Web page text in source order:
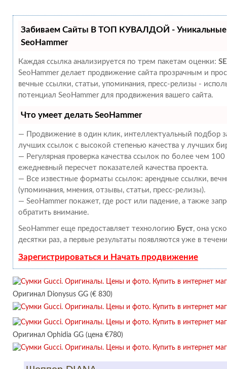
Забиваем Сайты В ТОП КУВАЛДОЙ - Уникальные
SeoHammer
Каждая ссылка анализируется по трем пакетам оценки:
SeoHammer делает продвижение сайта прозрачным и
вечные ссылки, статьи, упоминания, пресс-релизы -
потенциал SeoHammer для продвижения вашего сайта.
Что умеет делать SeoHammer
— Продвижение в один клик, интеллектуальный подбор
лучших ссылок с высокой степенью качества у лучших
— Регулярная проверка качества ссылок по более чем
ежедневный пересчет показателей качества проекта.
— Все известные форматы ссылок: арендные ссылки,
(упоминания, мнения, отзывы, статьи, пресс-релизы).
— SeoHammer покажет, где рост или падение, а также
обратить внимание.
SeoHammer еще предоставляет технологию Буст, она
десятки раз, а первые результаты появляются уже в
Зарегистрироваться и Начать продвижение
Оригинал Dionysus GG (€ 830)
Оригинал Ophidia GG (цена €780)